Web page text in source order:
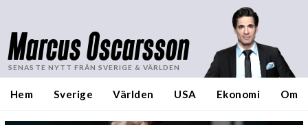
Marcus Oscarsson
SENASTE NYTT FRÅN SVERIGE & VÄRLDEN
Hem Sverige Världen USA Ekonomi Om